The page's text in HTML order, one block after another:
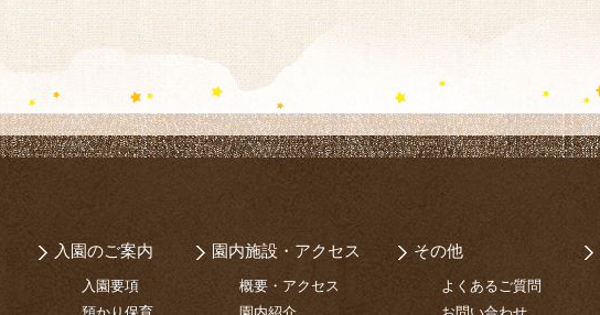
入園のご案内
入園要項
園内施設・アクセス
概要・アクセス
その他
よくあるご質問